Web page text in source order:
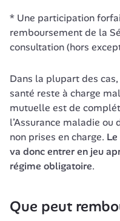
* Une participation
remboursement de la
consultation (hors
Dans la plupart des
santé reste à charge
mutuelle est de
l’Assurance maladie
non prises en charge.
va donc entrer en jeu
régime obligatoire.
Que peut